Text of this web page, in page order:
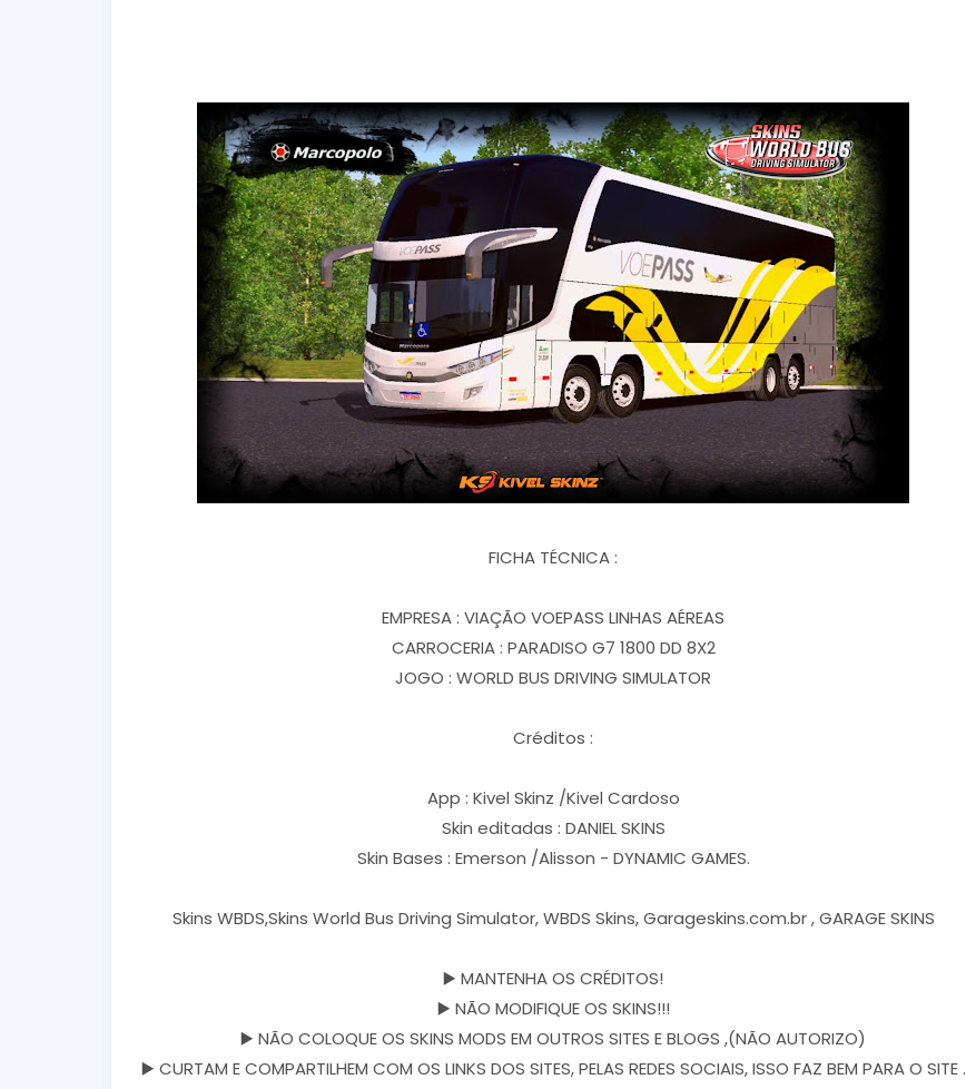
FICHA TÉCNICA :
EMPRESA : VIAÇÃO VOEPASS LINHAS AÉREAS
CARROCERIA : PARADISO G7 1800 DD 8X2
JOGO : WORLD BUS DRIVING SIMULATOR
Créditos :
App : Kivel Skinz /Kivel Cardoso
Skin editadas : DANIEL SKINS
Skin Bases : Emerson /Alisson - DYNAMIC GAMES.
Skins WBDS,Skins World Bus Driving Simulator, WBDS Skins, Garageskins.com.br , GARAGE SKINS
▶️ MANTENHA OS CRÉDITOS!
▶️ NÃO MODIFIQUE OS SKINS!!!
▶️ NÃO COLOQUE OS SKINS MODS EM OUTROS SITES E BLOGS ,(NÃO AUTORIZO)
▶️ CURTAM E COMPARTILHEM COM OS LINKS DOS SITES, PELAS REDES SOCIAIS, ISSO FAZ BEM PARA O SITE .